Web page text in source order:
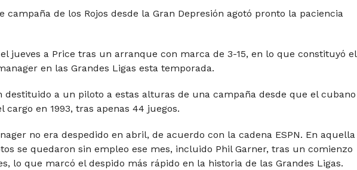
campaña de los Rojos desde la Gran Depresión agotó pronto la paciencia
jueves a Price tras un arranque con marca de 3-15, en lo que constituyó el
en las Grandes Ligas esta temporada.
destituido a un piloto a estas alturas de una campaña desde que el cubano
cargo en 1993, tras apenas 44 juegos.
no era despedido en abril, de acuerdo con la cadena ESPN. En aquella
se quedaron sin empleo ese mes, incluido Phil Garner, tras un comienzo
lo que marcó el despido más rápido en la historia de las Grandes Ligas.